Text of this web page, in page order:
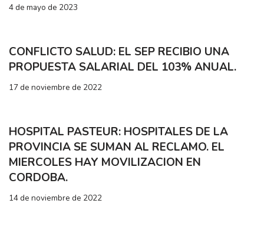
4 de mayo de 2023
CONFLICTO SALUD: EL SEP RECIBIO UNA
PROPUESTA SALARIAL DEL 103% ANUAL.
17 de noviembre de 2022
HOSPITAL PASTEUR: HOSPITALES DE LA
PROVINCIA SE SUMAN AL RECLAMO. EL
MIERCOLES HAY MOVILIZACION EN
CORDOBA.
14 de noviembre de 2022